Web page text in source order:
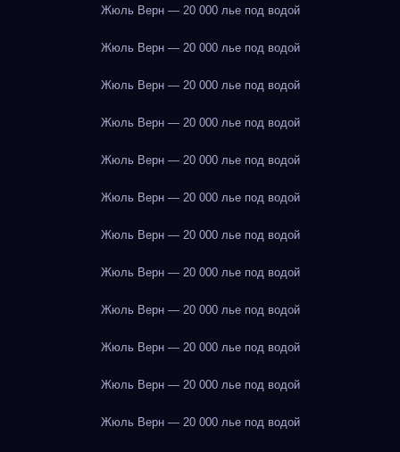
Жюль Верн — 20 000 лье под водой
Жюль Верн — 20 000 лье под водой
Жюль Верн — 20 000 лье под водой
Жюль Верн — 20 000 лье под водой
Жюль Верн — 20 000 лье под водой
Жюль Верн — 20 000 лье под водой
Жюль Верн — 20 000 лье под водой
Жюль Верн — 20 000 лье под водой
Жюль Верн — 20 000 лье под водой
Жюль Верн — 20 000 лье под водой
Жюль Верн — 20 000 лье под водой
Жюль Верн — 20 000 лье под водой